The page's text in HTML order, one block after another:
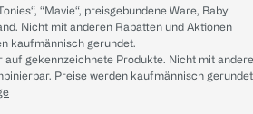
“Mavie“, preisgebundene Ware, Baby
Nicht mit anderen Rabatten und Aktionen
kaufmännisch gerundet.
auf gekennzeichnete Produkte. Nicht mit
Preise werden kaufmännisch